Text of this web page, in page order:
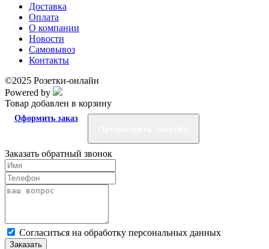
Доставка
Оплата
О компании
Новости
Самовывоз
Контакты
©2025 Розетки-онлайн
Powered by
Товар добавлен в корзину
Оформить заказ
Заказать обратный звонок
Cогласиться на обработку персональных данных
Заказать